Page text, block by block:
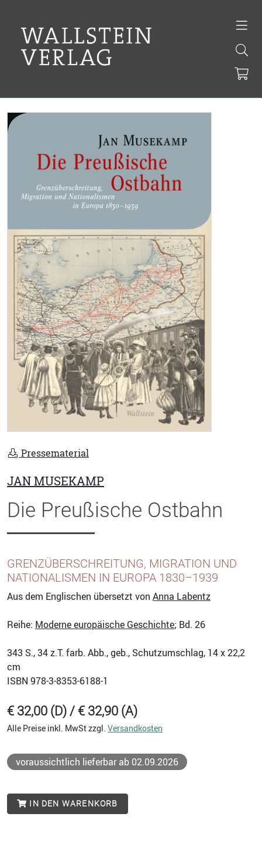
Pressematerial
JAN MUSEKAMP
Die Preußische Ostbahn
GRENZÜBERSCHREITUNG, MIGRATION UND
NATIONALISMEN IN EUROPA 1830–1939
Aus dem Englischen übersetzt von Anna Labentz
Reihe: Moderne europäische Geschichte; Bd. 26
343 S., 34 z.T. farb. Abb., geb., Schutzumschlag, 14 x 22,2
cm
ISBN 978-3-8353-6188-1
€ 32,00 (D) / € 32,90 (A)
Alle Preise inkl. MwSt zzgl. Versandkosten
voraussichtlich lieferbar ab 02.09.2026
IN DEN WARENKORB